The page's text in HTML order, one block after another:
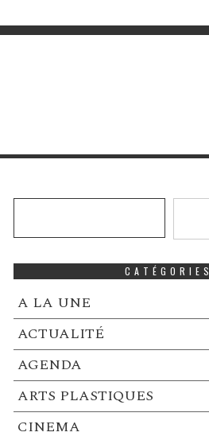
CATÉGORIES
A LA UNE
ACTUALITÉ
AGENDA
ARTS PLASTIQUES
CINEMA